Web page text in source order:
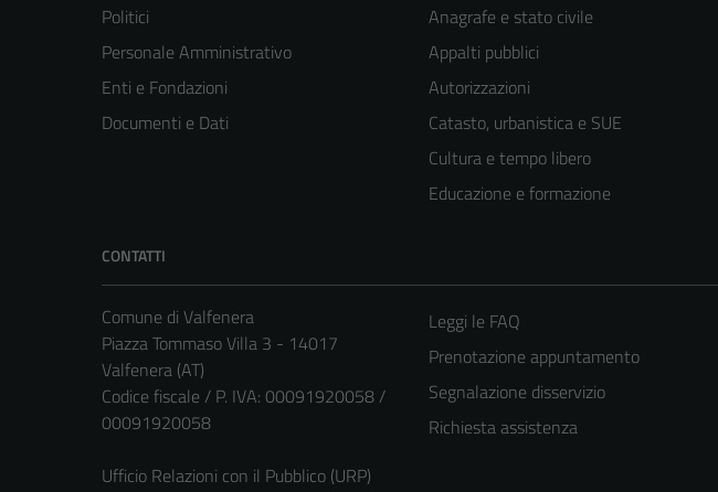
Politici
Personale Amministrativo
Enti e Fondazioni
Documenti e Dati
Anagrafe e stato civile
Appalti pubblici
Autorizzazioni
Catasto, urbanistica e SUE
Cultura e tempo libero
Educazione e formazione
CONTATTI
Comune di Valfenera
Piazza Tommaso Villa 3 - 14017
Valfenera (AT)
Codice fiscale / P. IVA: 00091920058 /
00091920058
Ufficio Relazioni con il Pubblico (URP)
Leggi le FAQ
Prenotazione appuntamento
Segnalazione disservizio
Richiesta assistenza